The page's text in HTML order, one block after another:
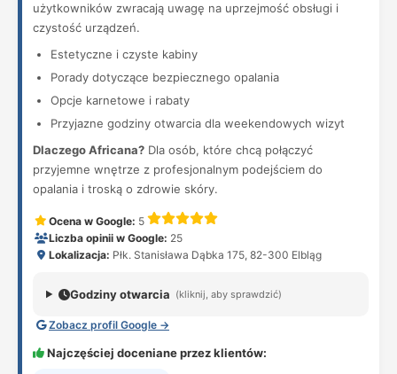
użytkowników zwracają uwagę na uprzejmość obsługi i
czystość urządzeń.
Estetyczne i czyste kabiny
Porady dotyczące bezpiecznego opalania
Opcje karnetowe i rabaty
Przyjazne godziny otwarcia dla weekendowych wizyt
Dlaczego Africana? Dla osób, które chcą połączyć
przyjemne wnętrze z profesjonalnym podejściem do
opalania i troską o zdrowie skóry.
Ocena w Google: 5
Liczba opinii w Google: 25
Lokalizacja: Płk. Stanisława Dąbka 175, 82-300 Elbląg
Godziny otwarcia (kliknij, aby sprawdzić)
Zobacz profil Google →
Najczęściej doceniane przez klientów: